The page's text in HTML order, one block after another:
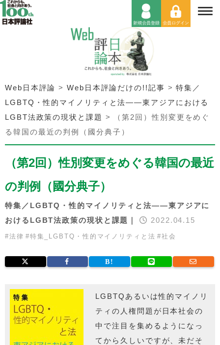
Web日本評論 >Web日本評論だけの!!記事 >特集／
LGBTQ・性的マイノリティと法——東アジアにおける
LGBT法政策の現状と課題 >
（第2回）性別変更をめぐ
る韓国の最近の判例（國分典子）
（第2回）性別変更をめぐる韓国の最近
の判例（國分典子）
特集／LGBTQ・性的マイノリティと法——東アジアに
おけるLGBT法政策の現状と課題｜
2022.04.15
#法律 #特集_LGBTQ・性的マイノリティと法 #社会
LGBTQあるいは性的マイノリ
ティの人権問題が日本社会の
中で注目を集めるようになっ
てから久しいですが、未だそ